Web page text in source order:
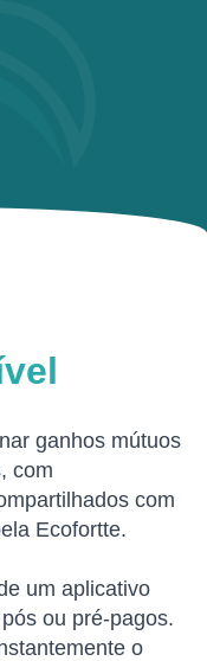
ganhos mútuos
com
com
Ecofortte.
um aplicativo
ou pré-pagos.
o